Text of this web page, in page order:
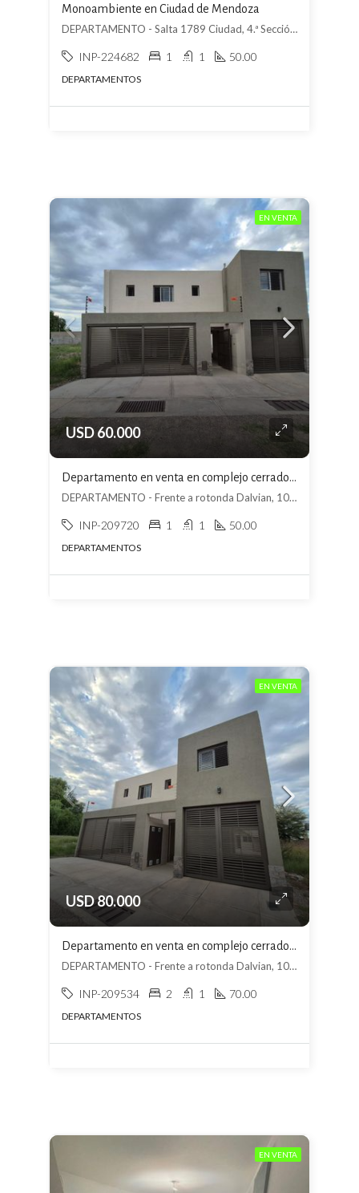
Monoambiente en Ciudad de Mendoza
DEPARTAMENTO - Salta 1789 Ciudad, 4.ª Sección Área Fundacional, Mendoza
INP-224682 1 1 50.00
DEPARTAMENTOS
EN VENTA
USD 60.000
Departamento en venta en complejo cerrado en Las Heras
DEPARTAMENTO - Frente a rotonda Dalvian, 10.ª Sección Residencial Los Cerros, Mendoza
INP-209720 1 1 50.00
DEPARTAMENTOS
EN VENTA
USD 80.000
Departamento en venta en complejo cerrado en Las Heras
DEPARTAMENTO - Frente a rotonda Dalvian, 10.ª Sección Residencial Los Cerros, Mendoza
INP-209534 2 1 70.00
DEPARTAMENTOS
EN VENTA